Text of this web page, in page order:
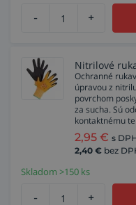
- +
Nitrilové
Ochranné
úpravou z
povrchom
za sucha. Sú
kontaktnému
2,95 € s
2,40 € bez
Skladom >150 ks
- +